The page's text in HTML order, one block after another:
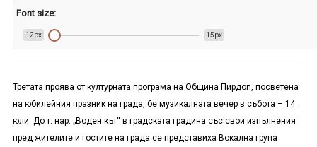
Font size:
12px 15px
Третата проява от културната програма на Община Пирдоп, посветена
на юбилейния празник на града, бе музикалната вечер в събота – 14
юли. До т. нар. „Воден кът“ в градската градина със свои изпълнения
пред жителите и гостите на града се представиха Вокална група